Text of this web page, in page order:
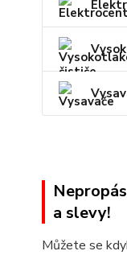
a slevy!
Můžete se